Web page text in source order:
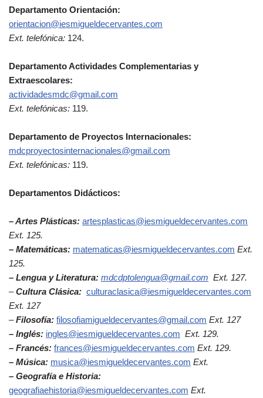
Departamento Orientación:
orientacion@iesmigueldecervantes.com
Ext. telefónica: 124.
Departamento Actividades Complementarias y
Extraescolares:
actividadesmdc@gmail.com
Ext. telefónicas: 119.
Departamento de Proyectos Internacionales:
mdcproyectosinternacionales@gmail.com
Ext. telefónicas: 119.
Departamentos Didácticos:
– Artes Plásticas: artesplasticas@iesmigueldecervantes.com
Ext. 125.
– Matemáticas: matematicas@iesmigueldecervantes.com Ext.
125.
– Lengua y Literatura: mdcdptolengua@gmail.com Ext. 127.
–Cultura Clásica: culturaclasica@iesmigueldecervantes.com
Ext. 127
–Filosofía: filosofiamigueldecervantes@gmail.com Ext. 127
– Inglés: ingles@iesmigueldecervantes.com Ext. 129.
– Francés: frances@iesmigueldecervantes.com Ext. 129.
– Música: musica@iesmigueldecervantes.com Ext.
– Geografía e Historia:
geografiaehistoria@iesmigueldecervantes.com Ext.